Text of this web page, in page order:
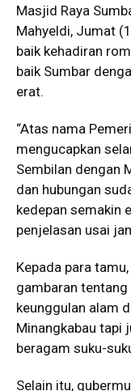
Masjid Raya
Mahyeldi, Jumat
baik kehadiran
baik Sumbar
erat.
“Atas nama
mengucapkan
Sembilan dengan
dan hubungan
kedepan semakin
penjelasan usai
Kepada para
gambaran
keunggulan alam
Minangkabau tapi
beragam suku-
Selain itu,